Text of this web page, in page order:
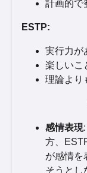
計画的で
ESTP:
実行力が
楽しいこ
理論より
感情表現
方、
が感情を
そうとし